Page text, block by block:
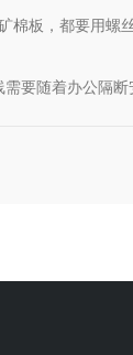
棉板，都要用螺
要随着办公隔